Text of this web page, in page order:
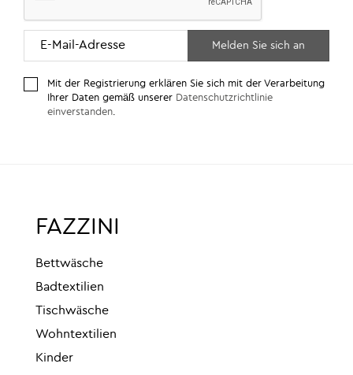
Mit der Registrierung erklären Sie sich mit der Verarbeitung
Ihrer Daten gemäß unserer Datenschutzrichtlinie
einverstanden.
FAZZINI
Bettwäsche
Badtextilien
Tischwäsche
Wohntextilien
Kinder